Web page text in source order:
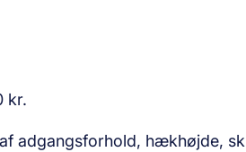
kr.
adgangsforhold, hækhøjde,